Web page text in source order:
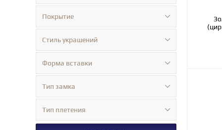
Покрытие
Стиль украшений
Форма вставки
Тип замка
Тип плетения